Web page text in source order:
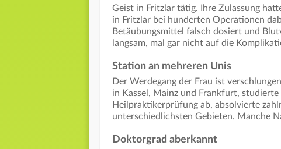
Geist in Fritzlar tätig. Ihre Zulassung
in Fritzlar bei hunderten Operationen
Betäubungsmittel falsch dosiert und
langsam, mal gar nicht auf die
Station an mehreren Unis
Der Werdegang der Frau ist
in Kassel, Mainz und Frankfurt,
Heilpraktikerprüfung ab, absolvierte
unterschiedlichsten Gebieten. Manche
Doktorgrad aberkannt